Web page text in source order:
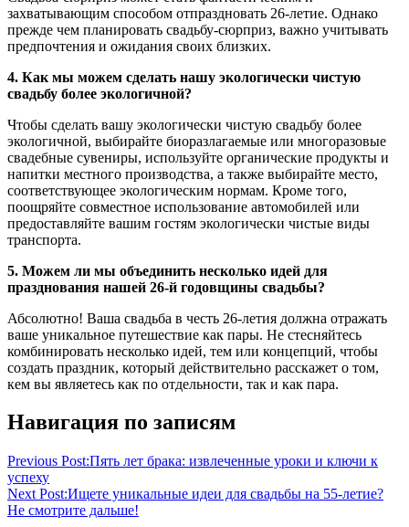
захватывающим способом отпраздновать 26-летие. Однако
прежде чем планировать свадьбу-сюрприз, важно учитывать
предпочтения и ожидания своих близких.
4. Как мы можем сделать нашу экологически чистую
свадьбу более экологичной?
Чтобы сделать вашу экологически чистую свадьбу более
экологичной, выбирайте биоразлагаемые или многоразовые
свадебные сувениры, используйте органические продукты и
напитки местного производства, а также выбирайте место,
соответствующее экологическим нормам. Кроме того,
поощряйте совместное использование автомобилей или
предоставляйте вашим гостям экологически чистые виды
транспорта.
5. Можем ли мы объединить несколько идей для
празднования нашей 26-й годовщины свадьбы?
Абсолютно! Ваша свадьба в честь 26-летия должна отражать
ваше уникальное путешествие как пары. Не стесняйтесь
комбинировать несколько идей, тем или концепций, чтобы
создать праздник, который действительно расскажет о том,
кем вы являетесь как по отдельности, так и как пара.
Навигация по записям
Previous Post:Пять лет брака: извлеченные уроки и ключи к
успеху
Next Post:Ищете уникальные идеи для свадьбы на 55-летие?
Не смотрите дальше!